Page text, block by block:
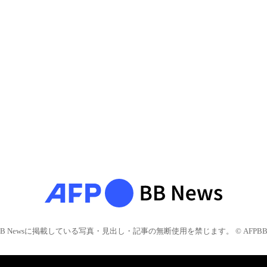
Newsに掲載している写真・見出し・記事の無断使用を禁じます。 © AFPBB